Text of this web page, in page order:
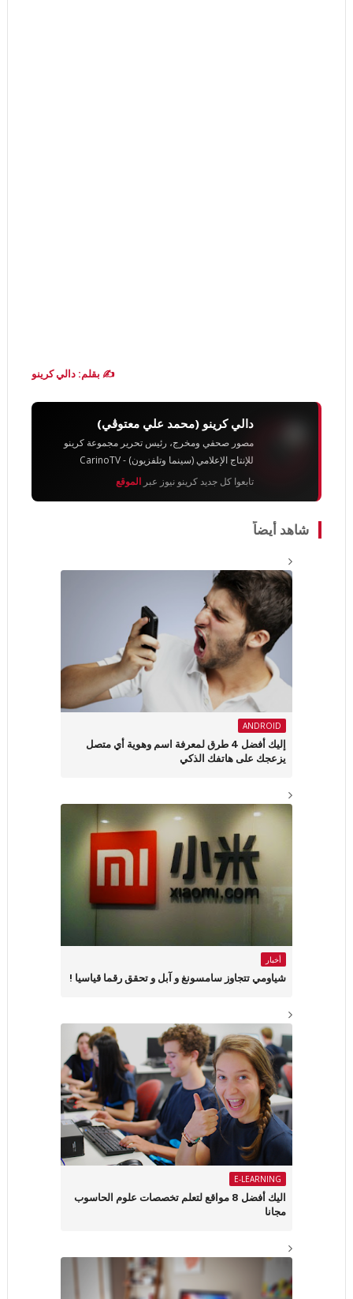
✍️ بقلم: دالي كرينو
دالي كرينو (محمد علي معتوڨي)
مصور صحفي ومخرج، رئيس تحرير مجموعة كرينو
للإنتاج الإعلامي (سينما وتلفزيون) - CarinoTV
تابعوا كل جديد كرينو نيوز عبر الموقع
شاهد أيضاً
ANDROID
إليك أفضل 4 طرق لمعرفة اسم وهوية أي متصل
يزعجك على هاتفك الذكي
أخبار
شياومي تتجاوز سامسونغ و آبل و تحقق رقما قياسيا !
E-LEARNING
اليك أفضل 8 مواقع لتعلم تخصصات علوم الحاسوب
مجانا